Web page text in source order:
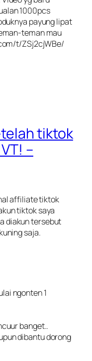
1000pcs
payung lipat
teman mau
t/ZSj2cjWBe/
tiktok
–
affiliate tiktok
tiktok saya
diakun tersebut
saja.
ngonten 1
banget..
dibantu dorong